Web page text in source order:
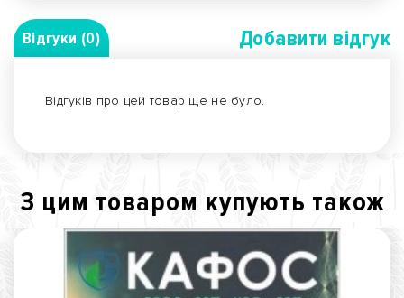
Відгуки (0) Добавити вiдгук
Відгуків про цей товар ще не було.
З цим товаром купують також